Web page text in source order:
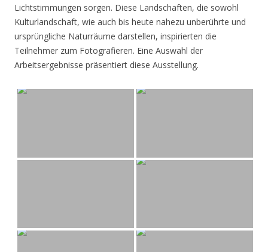
Lichtstimmungen sorgen. Diese Landschaften, die sowohl
Kulturlandschaft, wie auch bis heute nahezu unberührte und
ursprüngliche Naturräume darstellen, inspirierten die
Teilnehmer zum Fotografieren. Eine Auswahl der
Arbeitsergebnisse präsentiert diese Ausstellung.